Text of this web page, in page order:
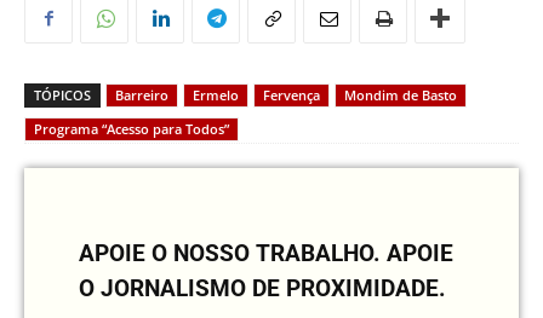
TÓPICOS Barreiro Ermelo Fervença
Mondim de Basto
Programa “Acesso para Todos”
APOIE O NOSSO TRABALHO. APOIE
O JORNALISMO DE PROXIMIDADE.